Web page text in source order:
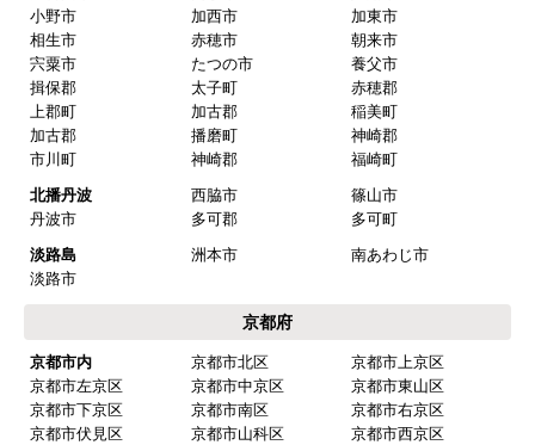
小野市
加西市
加東市
相生市
赤穂市
朝来市
宍粟市
たつの市
養父市
揖保郡
太子町
赤穂郡
上郡町
加古郡
稲美町
加古郡
播磨町
神崎郡
市川町
神崎郡
福崎町
北播丹波
西脇市
篠山市
丹波市
多可郡
多可町
淡路島
洲本市
南あわじ市
淡路市
京都府
京都市内 京都市北区
京都市上京区
京都市左京区
京都市中京区
京都市東山区
京都市下京区
京都市南区
京都市右京区
京都市伏見区
京都市山科区
京都市西京区